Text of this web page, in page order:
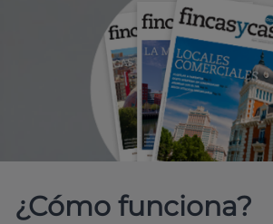
¿Cómo funciona?